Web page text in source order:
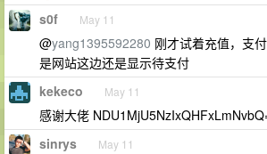
s0f May 11
@yang1395592280 刚才试着充值，支
是网站这边还是显示待支付
kekeco May 11
感谢大佬
sinrys May 11